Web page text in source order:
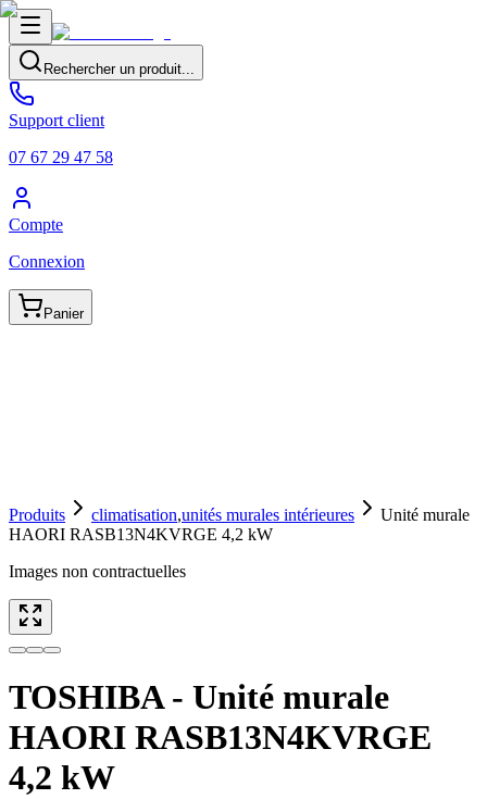
Rechercher un produit...
Support client
07 67 29 47 58
Compte
Connexion
Panier
Produits climatisation,unités murales intérieures
Unité murale
HAORI RASB13N4KVRGE 4,2 kW
Images non contractuelles
TOSHIBA - Unité murale
HAORI RASB13N4KVRGE
4,2 kW